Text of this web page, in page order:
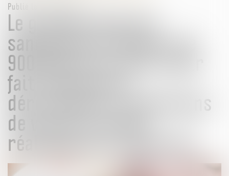
Le groupe Loste est
sanctionné à hauteur de
900 000 euros pour avoir
fait obstacle au
déroulement d’opérations
de visite et saisie
réalisées par l’Autorité
Publié le :